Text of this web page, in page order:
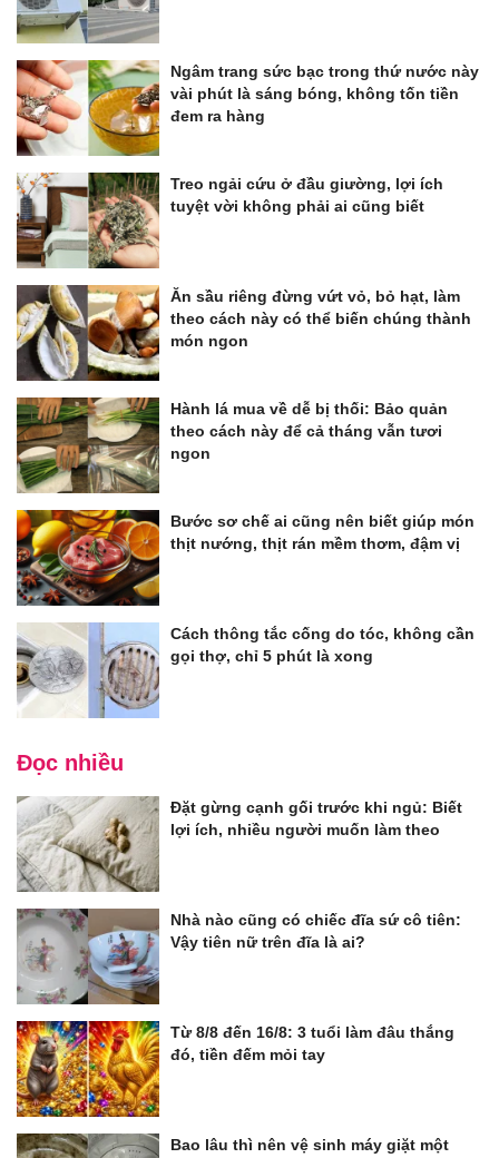
Ngâm trang sức bạc trong thứ nước này
vài phút là sáng bóng, không tốn tiền
đem ra hàng
Treo ngải cứu ở đầu giường, lợi ích
tuyệt vời không phải ai cũng biết
Ăn sầu riêng đừng vứt vỏ, bỏ hạt, làm
theo cách này có thể biến chúng thành
món ngon
Hành lá mua về dễ bị thối: Bảo quản
theo cách này để cả tháng vẫn tươi
ngon
Bước sơ chế ai cũng nên biết giúp món
thịt nướng, thịt rán mềm thơm, đậm vị
Cách thông tắc cống do tóc, không cần
gọi thợ, chỉ 5 phút là xong
Đọc nhiều
Đặt gừng cạnh gối trước khi ngủ: Biết
lợi ích, nhiều người muốn làm theo
Nhà nào cũng có chiếc đĩa sứ cô tiên:
Vậy tiên nữ trên đĩa là ai?
Từ 8/8 đến 16/8: 3 tuổi làm đâu thắng
đó, tiền đếm mỏi tay
Bao lâu thì nên vệ sinh máy giặt một